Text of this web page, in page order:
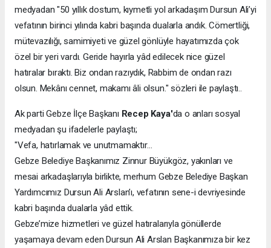
medyadan "50 yıllık dostum, kıymetli yol arkadaşım Dursun Ali’yi
vefatının birinci yılında kabri başında dualarla andık. Cömertliği,
mütevazılığı, samimiyeti ve güzel gönlüyle hayatımızda çok
özel bir yeri vardı. Geride hayırla yâd edilecek nice güzel
hatıralar bıraktı. Biz ondan razıydık, Rabbim de ondan razı
olsun. Mekânı cennet, makamı âli olsun." sözleri ile paylaştı..
Ak parti Gebze İlçe Başkanı Recep Kaya'da o anları sosyal
medyadan şu ifadelerle paylaştı;
"Vefa, hatırlamak ve unutmamaktır…
Gebze Belediye Başkanımız Zinnur Büyükgöz, yakınları ve
mesai arkadaşlarıyla birlikte, merhum Gebze Belediye Başkan
Yardımcımız Dursun Ali Arslan’ı, vefatının sene-i devriyesinde
kabri başında dualarla yâd ettik.
Gebze’mize hizmetleri ve güzel hatıralarıyla gönüllerde
yaşamaya devam eden Dursun Ali Arslan Başkanımıza bir kez